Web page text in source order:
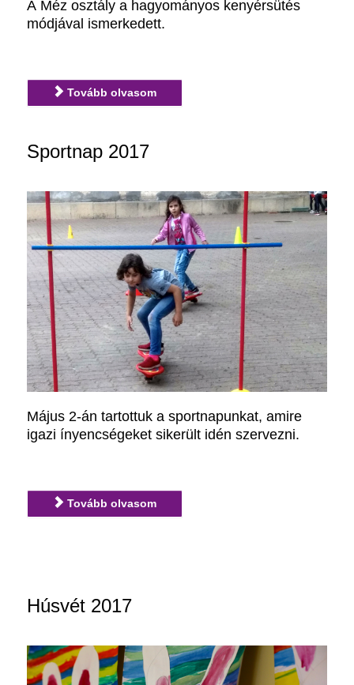
A Méz osztály a hagyományos kenyérsütés
módjával ismerkedett.
Tovább olvasom
Sportnap 2017
Május 2-án tartottuk a sportnapunkat, amire
igazi ínyencségeket sikerült idén szervezni.
Tovább olvasom
Húsvét 2017